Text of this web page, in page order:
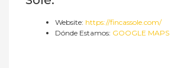
Website: https://fincassole.com/
Dónde Estamos: GOOGLE MAPS